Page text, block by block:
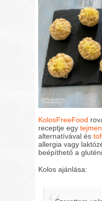
KolosFreeFood
receptje egy
alternatívával és
allergia vagy
beépíthető a
Kolos ajánlása: